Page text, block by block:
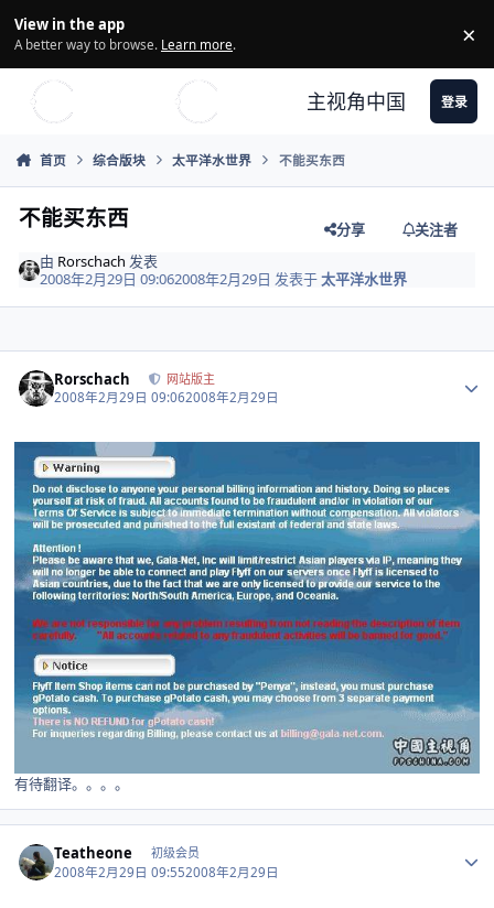
View in the app
A better way to browse. Learn more. ×
主视角中国 登录
首页 综合版块 太平洋水世界 不能买东西
不能买东西 分享
关注者
由 Rorschach 发表
2008年2月29日 09:062008年2月29日 发表于太平洋水世界
Rorschach 网站版主
2008年2月29日 09:062008年2月29日
有待翻译。。。。
Teatheone 初级会员
2008年2月29日 09:552008年2月29日